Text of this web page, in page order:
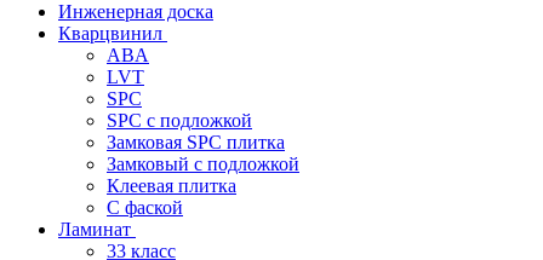
Инженерная доска
Кварцвинил
ABA
LVT
SPC
SPC с подложкой
Замковая SPC плитка
Замковый с подложкой
Клеевая плитка
С фаской
Ламинат
33 класс